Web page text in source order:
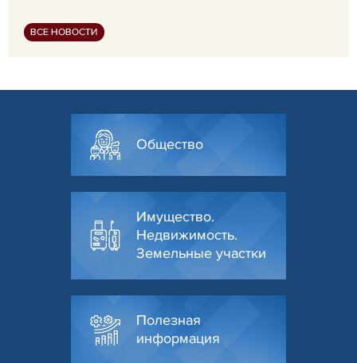
ВСЕ НОВОСТИ
Общество
Имущество.
Недвижимость.
Земельные участки
Полезная
информация